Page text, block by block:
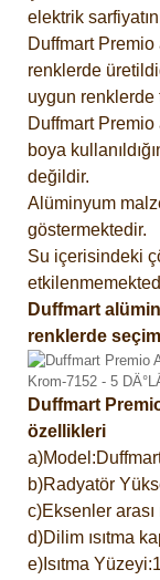
elektrik
Duffmart
renklerde
uygun renklerde
Duffmart
boya
değildir.
Alüminyum
göstermektedir.
Su içerisindeki
Duffmart
renklerde
Duffmart
özellikleri
b)Radyatör
c)Eksenler
d)Dilim ısıtma
e)Isıtma